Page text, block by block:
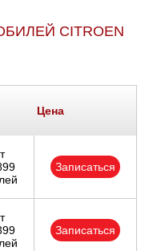
CITROEN
Цена
Записаться
Записаться